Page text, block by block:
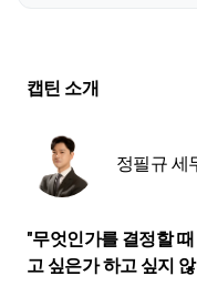
캡틴 소개
정필규 세
"무엇인가를 결정할
고 싶은가 하고 싶지